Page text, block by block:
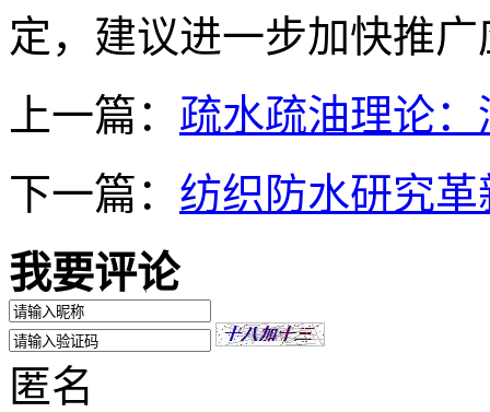
定，建议进一步加快推
上一篇： 疏水疏油理论
下一篇： 纺织防水研究
我要评论
匿名